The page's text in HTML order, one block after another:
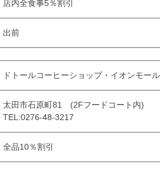
店内全食事5％割引
出前
ドトールコーヒーショップ・イオンモー
太田市石原町81 (2Fフードコート内)
TEL:0276-48-3217
全品10％割引